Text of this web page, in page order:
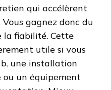
qui accélèrent
gagnez donc du
la fiabilité. Cette
utile si vous
une installation
un équipement